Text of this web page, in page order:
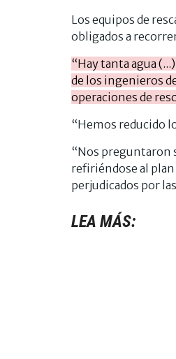
Los equipos de
obligados a
“Hay tanta agua
de los ingenieros
operaciones de
“Hemos reducido
“Nos preguntaron
refiriéndose al
perjudicados por las
LEA MÁS: